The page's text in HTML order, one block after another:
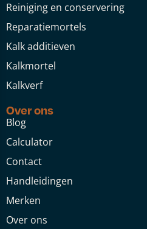
Reiniging en conservering
Reparatiemortels
Kalk additieven
Kalkmortel
Kalkverf
Over ons
Blog
Calculator
Contact
Handleidingen
Merken
Over ons